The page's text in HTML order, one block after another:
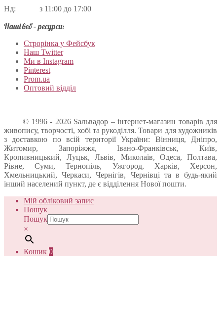
Нд: з 11:00 до 17:00
Наші веб – ресурси:
Строрінка у Фейсбук
Наш Twitter
Ми в Instagram
Pinterest
Prom.ua
Оптовий відділ
© 1996 - 2026 Sальвадор – інтернет-магазин товарів для
живопису, творчості, хобі та рукоділля. Товари для художників
з доставкою по всій території України: Вінниця, Дніпро,
Житомир, Запоріжжя, Івано-Франківськ, Київ,
Кропивницький, Луцьк, Львів, Миколаїв, Одеса, Полтава,
Рівне, Суми, Тернопіль, Ужгород, Харків, Херсон,
Хмельницький, Черкаси, Чернігів, Чернівці та в будь-який
інший населений пункт, де є відділення Нової пошти.
Мій обліковий запис
Пошук
Пошук
×
Кошик 0